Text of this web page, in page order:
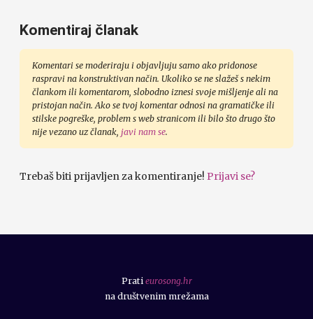
Komentiraj članak
Komentari se moderiraju i objavljuju samo ako pridonose
raspravi na konstruktivan način. Ukoliko se ne slažeš s nekim
člankom ili komentarom, slobodno iznesi svoje mišljenje ali na
pristojan način. Ako se tvoj komentar odnosi na gramatičke ili
stilske pogreške, problem s web stranicom ili bilo što drugo što
nije vezano uz članak, javi nam se.
Trebaš biti prijavljen za komentiranje! Prijavi se?
Prati eurosong.hr
na društvenim mrežama